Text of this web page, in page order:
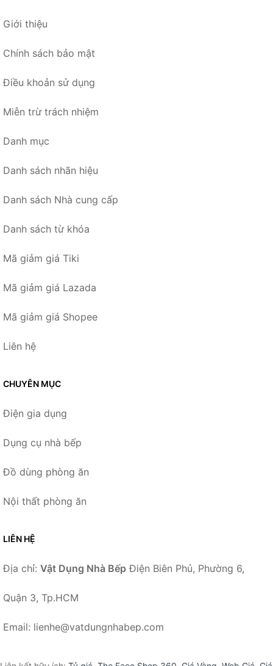
Giới thiệu
Chính sách bảo mật
Điều khoản sử dụng
Miễn trừ trách nhiệm
Danh mục
Danh sách nhãn hiệu
Danh sách Nhà cung cấp
Danh sách từ khóa
Mã giảm giá Tiki
Mã giảm giá Lazada
Mã giảm giá Shopee
Liên hệ
CHUYÊN MỤC
Điện gia dụng
Dụng cụ nhà bếp
Đồ dùng phòng ăn
Nội thất phòng ăn
LIÊN HỆ
Địa chỉ: Vật Dụng Nhà Bếp Điện Biên Phủ, Phường 6,
Quận 3, Tp.HCM
Email: lienhe@vatdungnhabep.com